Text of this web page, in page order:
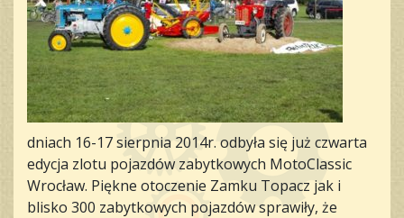
dniach 16-17 sierpnia 2014r. odbyła się już czwarta
edycja zlotu pojazdów zabytkowych MotoClassic
Wrocław. Piękne otoczenie Zamku Topacz jak i
blisko 300 zabytkowych pojazdów sprawiły, że